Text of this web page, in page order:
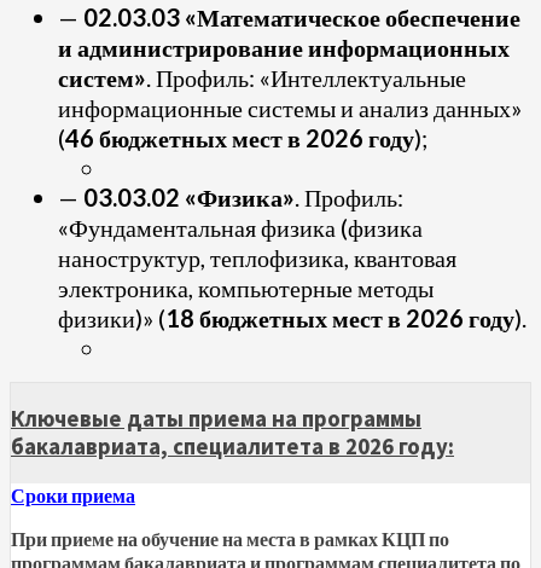
— 02.03.03 «Математическое обеспечение
и администрирование информационных
систем» . Профиль: «Интеллектуальные
информационные системы и анализ данных»
(46 бюджетных мест в 2026 году);
— 03.03.02 «Физика» . Профиль:
«Фундаментальная физика (физика
наноструктур, теплофизика, квантовая
электроника, компьютерные методы
физики)» (18 бюджетных мест в 2026 году).
Ключевые даты приема на программы
бакалавриата, специалитета в 2026 году:
Сроки приема
При приеме на обучение на места в рамках КЦП по
программам бакалавриата и программам специалитета по